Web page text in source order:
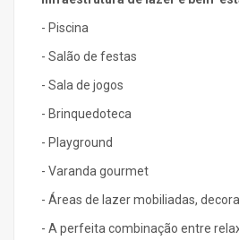
- Piscina
- Salão de festas
- Sala de jogos
- Brinquedoteca
- Playground
- Varanda gourmet
- Áreas de lazer mobiliadas,
- A perfeita combinação entre